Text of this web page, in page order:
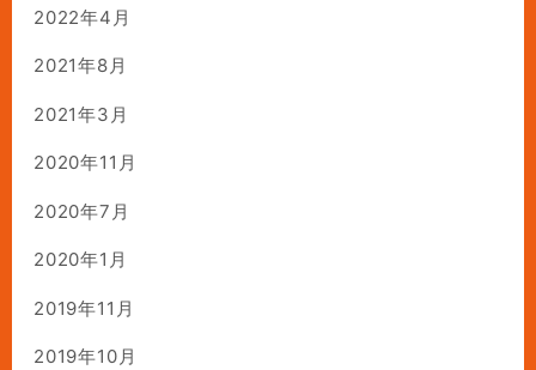
2022年4月
2021年8月
2021年3月
2020年11月
2020年7月
2020年1月
2019年11月
2019年10月